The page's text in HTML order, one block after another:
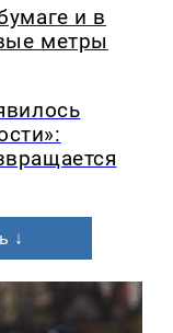
и в
метры
↓